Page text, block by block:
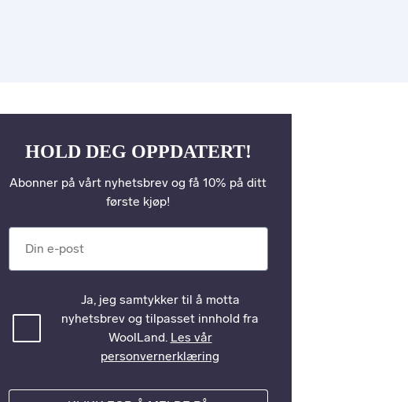
HOLD DEG OPPDATERT!
Abonner på vårt nyhetsbrev og få 10% på ditt
første kjøp!
Ja, jeg samtykker til å motta
nyhetsbrev og tilpasset innhold fra
WoolLand. Les vår
personvernerklæring